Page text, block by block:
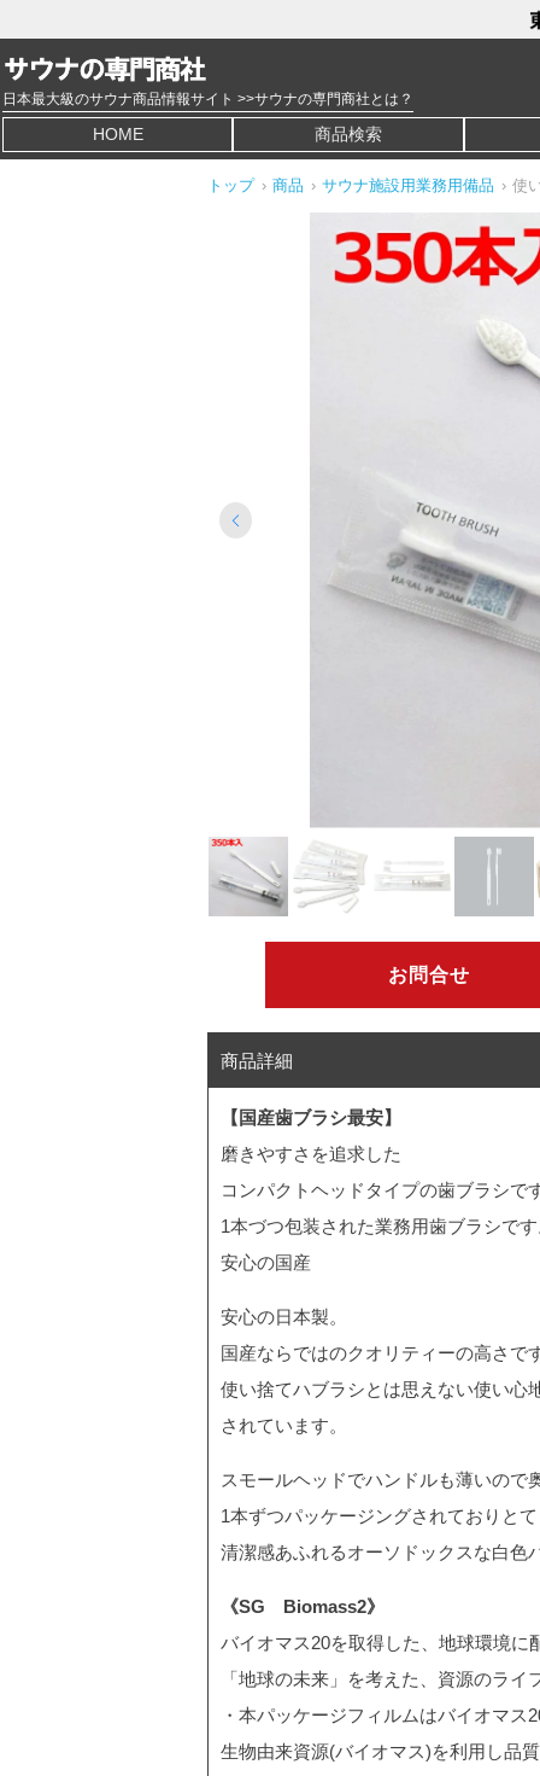
日本最大級のサウナ商品情報サイト >>サウナの専門商社とは？
HOME 商品検索
トップ › 商品 › サウナ施設用業務用備品 › 使
お問合せ
商品詳細
【国産歯ブラシ最安】
磨きやすさを追求した
コンパクトヘッドタイプの歯ブラシで
1本づつ包装された業務用歯ブラシで
安心の国産
安心の日本製。
国産ならではのクオリティーの高さで
使い捨てハブラシとは思えない使い心
されています。
スモールヘッドでハンドルも薄いので
1本ずつパッケージングされておりと
清潔感あふれるオーソドックスな白色
《SG Biomass2》
バイオマス20を取得した、地球環境に
「地球の未来」を考えた、資源のラ
・本パッケージフィルムはバイオマス
生物由来資源(バイオマス)を利用し品